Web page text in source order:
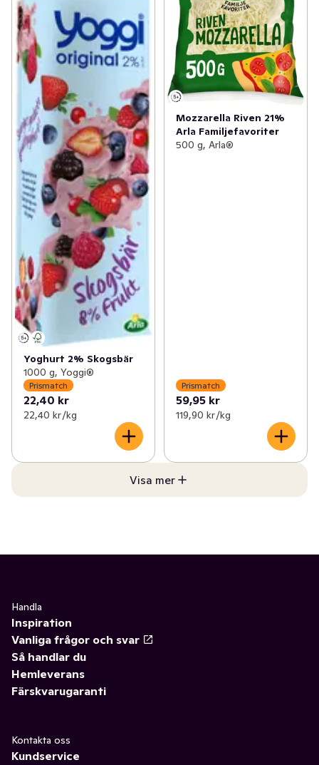
Yoghurt 2% Skogsbär
1000 g, Yoggi®
Prismatch
22,40 kr
22,40 kr /kg
Mozzarella Riven 21%
Arla Familjefavoriter
500 g, Arla®
Prismatch
59,95 kr
119,90 kr /kg
Visa mer
Handla
Inspiration
Vanliga frågor och svar
Så handlar du
Hemleverans
Färskvarugaranti
Kontakta oss
Kundservice